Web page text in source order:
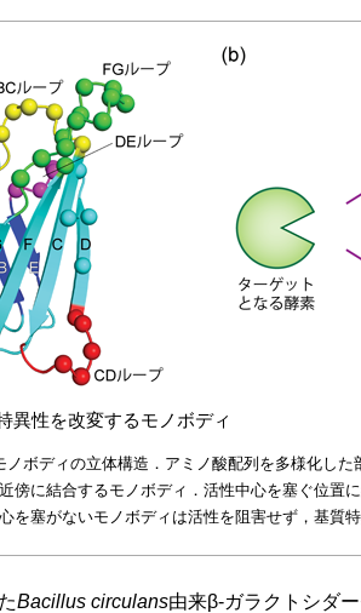
異性を改変するモノボディ
ノボディの立体構造．アミノ酸配列を多様化し
傍に結合するモノボディ．活性中心を塞ぐ位置
を塞がないモノボディは活性を阻害せず，基質
Bacillus circulans由来β-ガラクトシダ